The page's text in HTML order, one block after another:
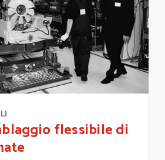
flessibile di